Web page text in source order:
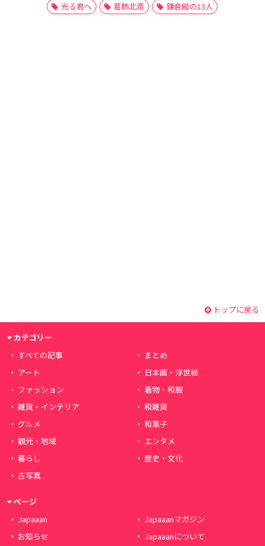
光る君へ
葛飾北斎 鎌倉殿の13人
トップに戻る
カテゴリー
すべての記事
まとめ
アート
日本画・浮世絵
ファッション
着物・和服
雑貨・インテリア
和雑貨
グルメ
和菓子
観光・地域
エンタメ
暮らし
歴史・文化
古写真
ページ
Japaaan
Japaaanマガジン
お知らせ
Japaaanについて